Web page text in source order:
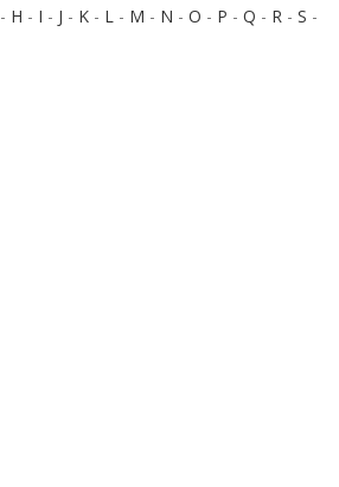
- H - I - J - K - L - M - N - O - P - Q - R - S -